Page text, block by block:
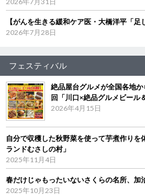
【がんを生きる緩和ケア医・大橋洋平「
2026年7月28日
フェスティバル
絶品屋台グルメが全国各地
回「川口×絶品グルメビール
2026年4月15日
自分で収穫した秋野菜を使って芋煮作り
ランドむさしの村」
2025年11月4日
春だけじゃもったいないさくらの名所、加
2025年10月23日